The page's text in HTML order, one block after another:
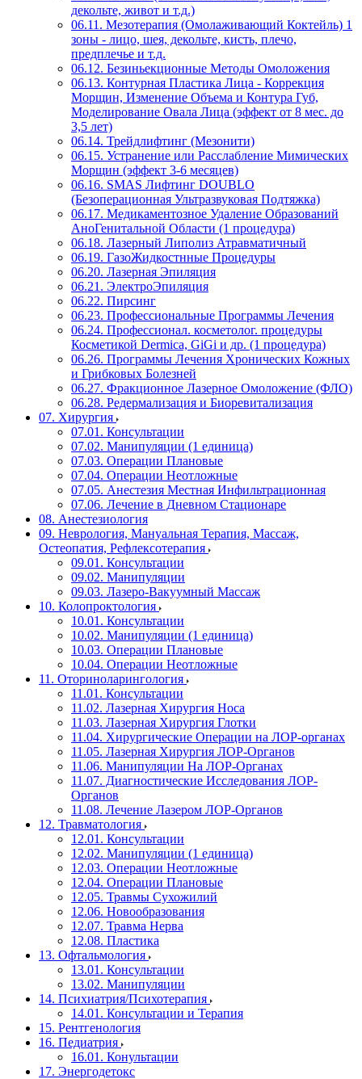
декольте, живот и т.д.)
06.11. Мезотерапия (Омолаживающий Коктейль) 1
зоны - лицо, шея, декольте, кисть, плечо,
предплечье и т.д.
06.12. Безиньекционные Методы Омоложения
06.13. Контурная Пластика Лица - Коррекция
Морщин, Изменение Объема и Контура Губ,
Моделирование Овала Лица (эффект от 8 мес. до
3,5 лет)
06.14. Трейдлифтинг (Мезонити)
06.15. Устранение или Расслабление Мимических
Морщин (эффект 3-6 месяцев)
06.16. SMAS Лифтинг DOUBLO
(Безоперационная Ультразвуковая Подтяжка)
06.17. Медикаментозное Удаление Образований
АноГенитальной Области (1 процедура)
06.18. Лазерный Липолиз Атравматичный
06.19. ГазоЖидкостнные Процедуры
06.20. Лазерная Эпиляция
06.21. ЭлектроЭпиляция
06.22. Пирсинг
06.23. Профессиональные Программы Лечения
06.24. Профессионал. косметолог. процедуры
Косметикой Dermica, GiGi и др. (1 процедура)
06.26. Программы Лечения Хронических Кожных
и Грибковых Болезней
06.27. Фракционное Лазерное Омоложение (ФЛО)
06.28. Редермализация и Биоревитализация
07. Хирургия
07.01. Консультации
07.02. Манипуляции (1 единица)
07.03. Операции Плановые
07.04. Операции Неотложные
07.05. Анестезия Местная Инфильтрационная
07.06. Лечение в Дневном Стационаре
08. Анестезиология
09. Неврология, Мануальная Терапия, Массаж,
Остеопатия, Рефлексотерапия
09.01. Консультации
09.02. Манипуляции
09.03. Лазеро-Вакуумный Массаж
10. Колопроктология
10.01. Консультации
10.02. Манипуляции (1 единица)
10.03. Операции Плановые
10.04. Операции Неотложные
11. Оториноларингология
11.01. Консультации
11.02. Лазерная Хирургия Носа
11.03. Лазерная Хирургия Глотки
11.04. Хирургические Операции на ЛОР-органах
11.05. Лазерная Хирургия ЛОР-Органов
11.06. Манипуляции На ЛОР-Органах
11.07. Диагностические Исследования ЛОР-
Органов
11.08. Лечение Лазером ЛОР-Органов
12. Травматология
12.01. Консультации
12.02. Манипуляции (1 единица)
12.03. Операции Неотложные
12.04. Операции Плановые
12.05. Травмы Сухожилий
12.06. Новообразования
12.07. Травма Нерва
12.08. Пластика
13. Офтальмология
13.01. Консультации
13.02. Манипуляции
14. Психиатрия/Психотерапия
14.01. Консультации и Терапия
15. Рентгенология
16. Педиатрия
16.01. Конультации
17. Энергодетокс